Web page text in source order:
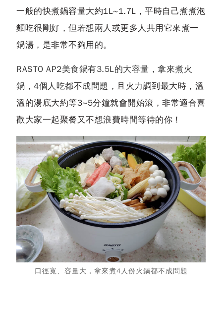
一般的快煮鍋容量大約1L~1.7L，平時自己煮煮泡
麵吃很剛好，但若想兩人或更多人共用它來煮一
鍋湯，是非常不夠用的。
RASTO AP2美食鍋有3.5L的大容量，拿來煮火
鍋，4個人吃都不成問題 ，且火力調到最大時，溫
溫的湯底大約等3~5分鐘就會開始滾，非常適合喜
歡大家一起聚餐又不想浪費時間等待的你！
口徑寬、容量大，拿來煮4人份火鍋都不成問題